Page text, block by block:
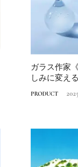
ガラス作家
しみに変え
PRODUCT